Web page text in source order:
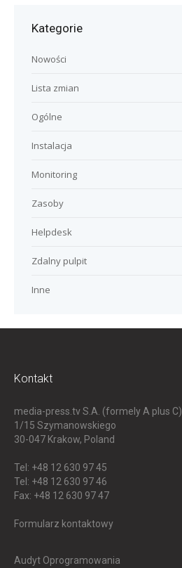
Kategorie
Nowości
Lista zmian
Ogólne
Instalacja
Monitoring
Zasoby
Helpdesk
Zdalny pulpit
Inne
Kontakt
media-press.tv S.A. (formely A plus C)
1/15 Szymanowskiego
30-047 Krakow, Poland
Tel: +48 12 630 97 45
Tel: +48 12 630 97 46
Fax: +48 12 630 97 47
Formularz kontaktowy
Audyt Oprogramowania